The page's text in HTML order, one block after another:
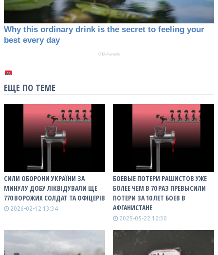
ЕЩЕ ПО ТЕМЕ
СИЛИ ОБОРОНИ УКРАЇНИ ЗА
МИНУЛУ ДОБУ ЛІКВІДУВАЛИ ЩЕ
770 ВОРОЖИХ СОЛДАТ ТА ОФІЦЕРІВ
2026-02-12 13:34
БОЕВЫЕ ПОТЕРИ РАШИСТОВ УЖЕ
БОЛЕЕ ЧЕМ В 70 РАЗ ПРЕВЫСИЛИ
ПОТЕРИ ЗА 10 ЛЕТ БОЕВ В
АФГАНИСТАНЕ
2025-05-22 12:30